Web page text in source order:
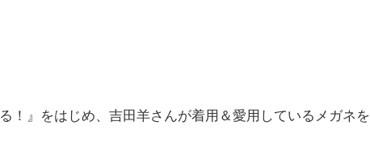
！』をはじめ、吉田羊さんが着用＆愛用しているメガネを